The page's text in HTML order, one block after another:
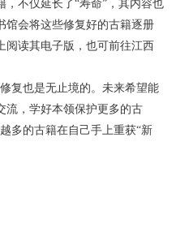
不仅延长了“寿命”，其内容也
馆会将这些修复好的古籍逐册
阅读其电子版，也可前往江西
复也是无止境的。未来希望能
流，学好本领保护更多的古
多的古籍在自己手上重获“新